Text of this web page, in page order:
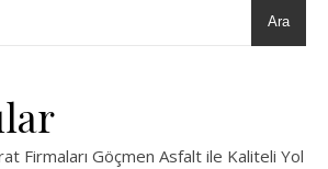
Ara
Firmaları Göçmen Asfalt ile Kaliteli Yol